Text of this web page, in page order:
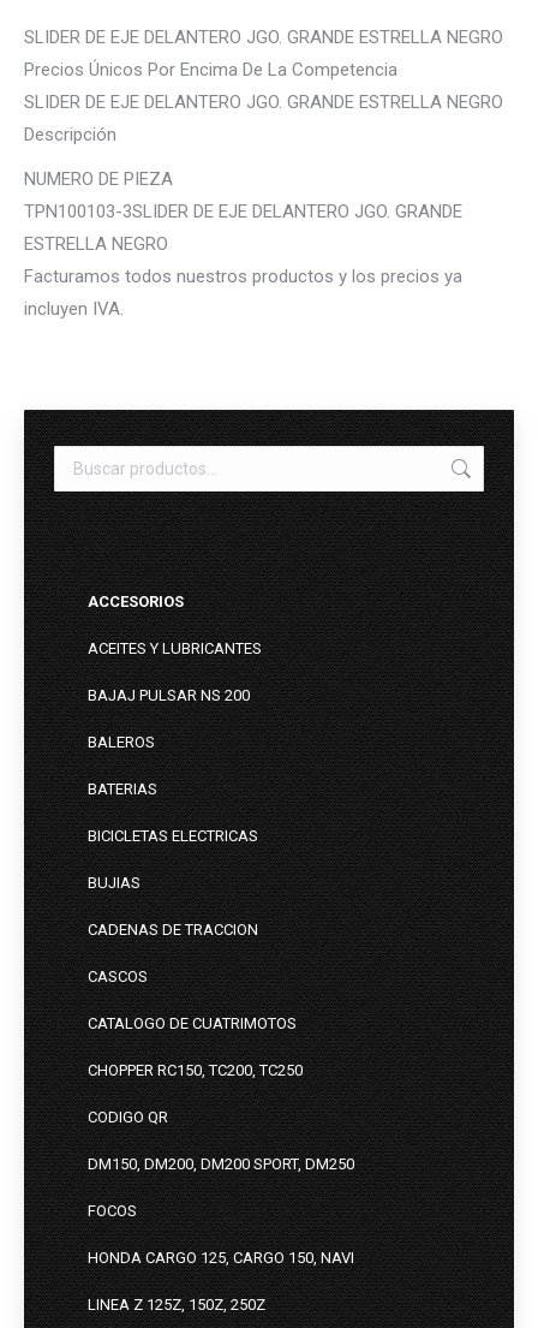
SLIDER DE EJE DELANTERO JGO. GRANDE ESTRELLA NEGRO
Precios Únicos Por Encima De La Competencia
SLIDER DE EJE DELANTERO JGO. GRANDE ESTRELLA NEGRO
Descripción
NUMERO DE PIEZA
TPN100103-3SLIDER DE EJE DELANTERO JGO. GRANDE
ESTRELLA NEGRO
Facturamos todos nuestros productos y los precios ya
incluyen IVA.
ACCESORIOS
ACEITES Y LUBRICANTES
BAJAJ PULSAR NS 200
BALEROS
BATERIAS
BICICLETAS ELECTRICAS
BUJIAS
CADENAS DE TRACCION
CASCOS
CATALOGO DE CUATRIMOTOS
CHOPPER RC150, TC200, TC250
CODIGO QR
DM150, DM200, DM200 SPORT, DM250
FOCOS
HONDA CARGO 125, CARGO 150, NAVI
LINEA Z 125Z, 150Z, 250Z